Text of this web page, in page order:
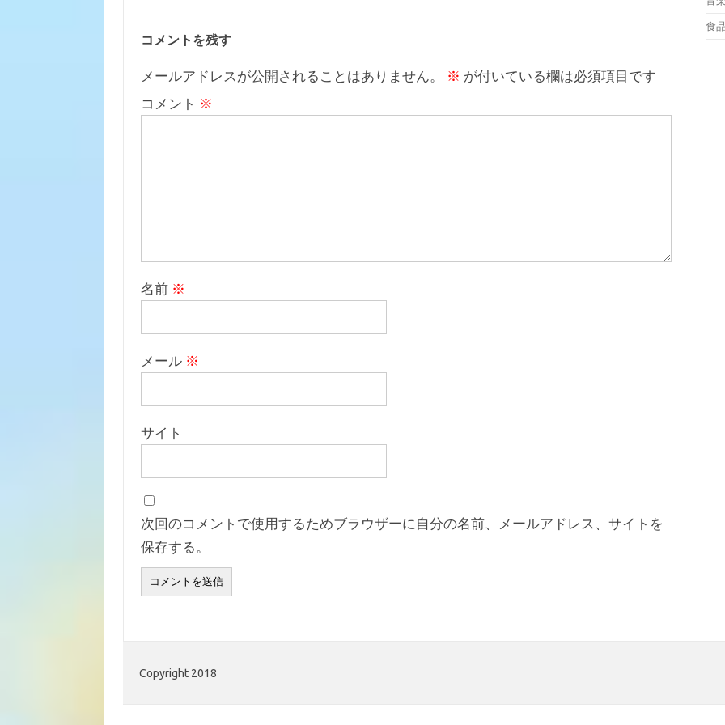
コメントを残す
メールアドレスが公開されることはありません。 ※ が付いている欄は必須項目です
コメント ※
名前 ※
メール ※
サイト
次回のコメントで使用するためブラウザーに自分の名前、メールアドレス、サイトを
保存する。
食
Copyright 2018